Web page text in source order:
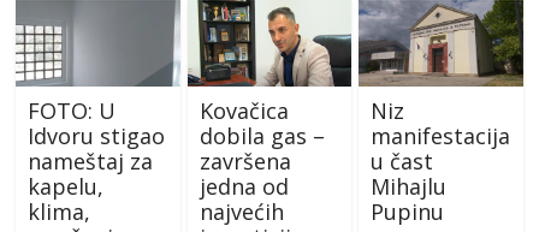
FOTO: U
Idvoru stigao
nameštaj za
kapelu,
klima,
Kovačica
dobila gas –
završena
jedna od
najvećih
Niz
manifestacija
u čast
Mihajlu
Pupinu